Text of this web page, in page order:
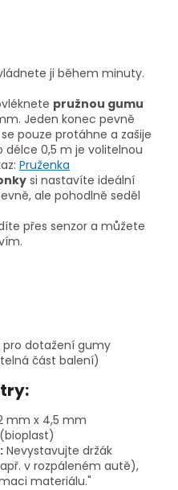
ji během minuty.
pružnou gumu
Jeden konec pevně
pouze protáhne a zašije
délce 0,5 m je volitelnou
Pruženka
si nastavíte ideální
ale pohodlně seděl
přes senzor a můžete
pro dotažení gumy
část balení)
mm x 4,5 mm
Nevystavujte držák
v rozpáleném autě),
materiálu."